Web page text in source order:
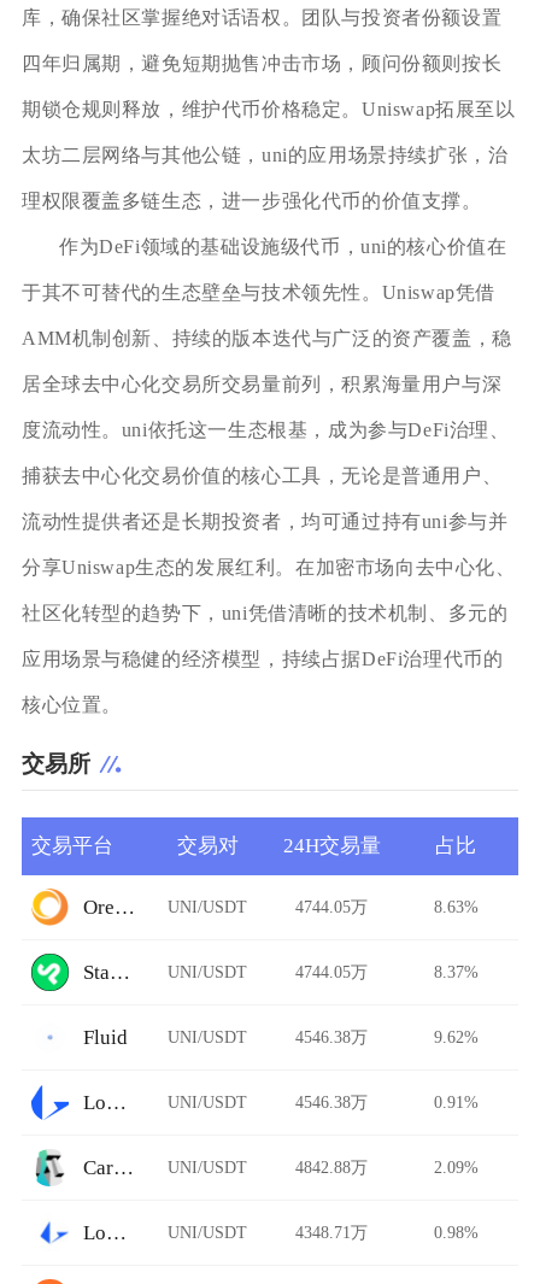
库，确保社区掌握绝对话语权。团队与投资者份额设置
四年归属期，避免短期抛售冲击市场，顾问份额则按长
期锁仓规则释放，维护代币价格稳定。Uniswap拓展至以
太坊二层网络与其他公链，uni的应用场景持续扩张，治
理权限覆盖多链生态，进一步强化代币的价值支撑。
作为DeFi领域的基础设施级代币，uni的核心价值在
于其不可替代的生态壁垒与技术领先性。Uniswap凭借
AMM机制创新、持续的版本迭代与广泛的资产覆盖，稳
居全球去中心化交易所交易量前列，积累海量用户与深
度流动性。uni依托这一生态根基，成为参与DeFi治理、
捕获去中心化交易价值的核心工具，无论是普通用户、
流动性提供者还是长期投资者，均可通过持有uni参与并
分享Uniswap生态的发展红利。在加密市场向去中心化、
社区化转型的趋势下，uni凭借清晰的技术机制、多元的
应用场景与稳健的经济模型，持续占据DeFi治理代币的
核心位置。
交易所
交易平台 交易对 24H交易量 占比
Ore.Bz UNI/USDT 4744.05万 8.63%
StarkDefi UNI/USDT 4744.05万 8.37%
Fluid UNI/USDT 4546.38万 9.62%
Loopring UNI/USDT 4546.38万 0.91%
Carbon DeFi UNI/USDT 4842.88万 2.09%
Loopring AMM UNI/USDT 4348.71万 0.98%